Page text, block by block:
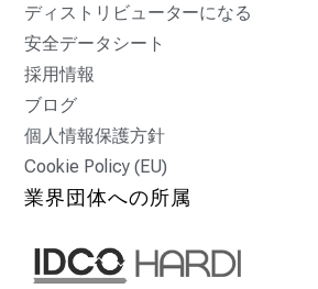
ディストリビューターになる
安全データシート
採用情報
ブログ
個人情報保護方針
Cookie Policy (EU)
業界団体への所属